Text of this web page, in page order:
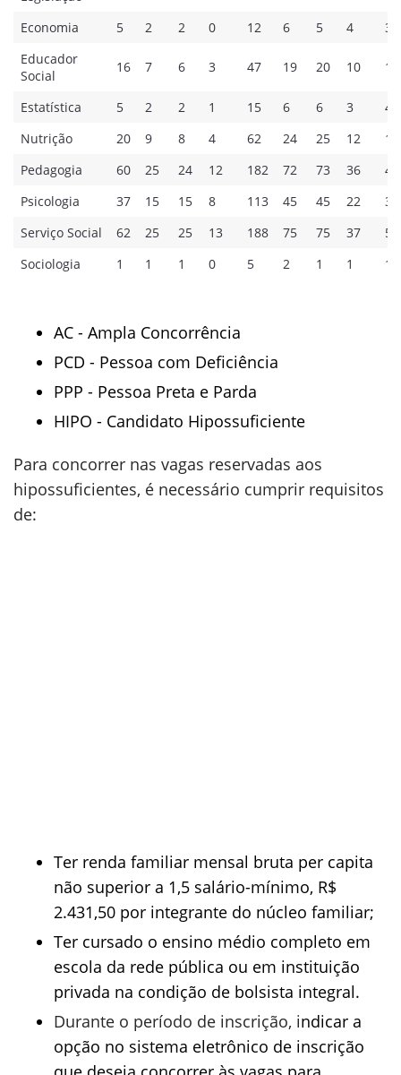
Economia 5 2 2 0 12 6 5 4
36
Educador
Social
16 7 6 3 47 19 20 10
Estatística 5 2 2 1 15 6 6 3
40
Nutrição
20 9 8 4 62 24 25 12
Pedagogia
60 25 24 12 182 72 73 36
Psicologia
37 15 15 8 113 45 45 22
Serviço Social
62 25 25 13 188 75 75 37
Sociologia
1 1 1 0 5 2 1 1 12
AC - Ampla Concorrência
PCD - Pessoa com Deficiência
PPP - Pessoa Preta e Parda
HIPO - Candidato Hipossuficiente
Para concorrer nas vagas reservadas aos
hipossuficientes, é necessário cumprir requisitos
de:
Ter renda familiar mensal bruta per capita
não superior a 1,5 salário-mínimo, R$
2.431,50 por integrante do núcleo familiar;
Ter cursado o ensino médio completo em
escola da rede pública ou em instituição
privada na condição de bolsista integral.
Durante o período de inscrição, indicar a
opção no sistema eletrônico de inscrição